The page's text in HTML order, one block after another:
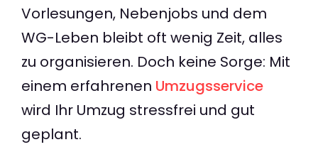
Vorlesungen, Nebenjobs und dem
WG-Leben bleibt oft wenig Zeit, alles
zu organisieren. Doch keine Sorge: Mit
einem erfahrenen Umzugsservice
wird Ihr Umzug stressfrei und gut
geplant.